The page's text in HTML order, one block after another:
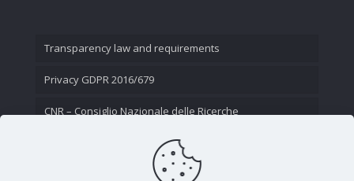
Transparency law and requirements
Privacy GDPR 2016/679
CNR – Consiglio Nazionale delle Ricerche